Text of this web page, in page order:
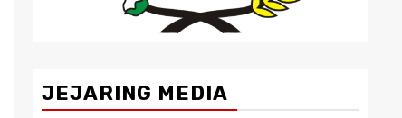
JEJARING MEDIA